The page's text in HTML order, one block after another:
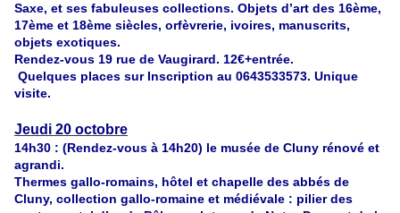
Saxe, et ses fabuleuses collections. Objets d’art des 16ème,
17ème et 18ème siècles, orfèvrerie, ivoires, manuscrits,
objets exotiques.
Rendez-vous 19 rue de Vaugirard. 12€+entrée.
Quelques places sur Inscription au 0643533573. Unique
visite.
Jeudi 20 octobre
14h30 : (Rendez-vous à 14h20) le musée de Cluny rénové et
agrandi.
Thermes gallo-romains, hôtel et chapelle des abbés de
Cluny, collection gallo-romaine et médiévale : pilier des